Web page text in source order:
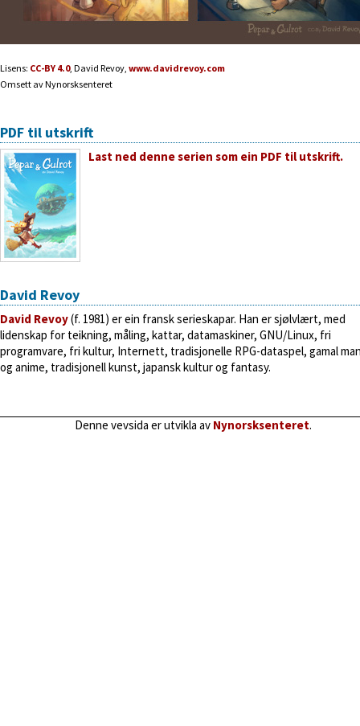
Lisens: CC-BY 4.0, David Revoy, www.davidrevoy.com
Omsett av Nynorsksenteret
PDF til utskrift
Last ned denne serien som ein PDF til utskrift.
David Revoy
David Revoy(f. 1981) er ein fransk serieskapar. Han er sjølvlært, med
lidenskap for teikning, måling, kattar, datamaskiner, GNU/Linux, fri
programvare, fri kultur, Internett, tradisjonelle RPG-dataspel, gamal
og anime, tradisjonell kunst, japansk kultur og fantasy.
Denne vevsida er utvikla av Nynorsksenteret.